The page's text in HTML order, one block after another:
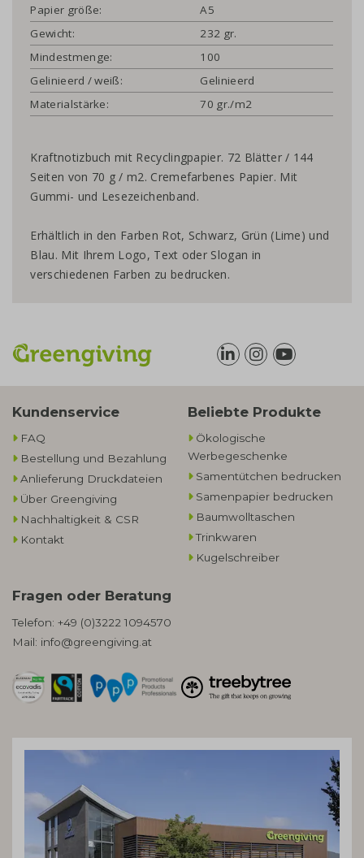
Papier größe:
A5
Gewicht:
232 gr.
Mindestmenge:
100
Gelinieerd / weiß:
Gelinieerd
Materialstärke:
70 gr./m2
Kraftnotizbuch mit Recyclingpapier. 72 Blätter / 144
Seiten von 70 g / m2. Cremefarbenes Papier. Mit
Gummi- und Lesezeichenband.
Erhältlich in den Farben Rot, Schwarz, Grün (Lime) und
Blau. Mit Ihrem Logo, Text oder Slogan in
verschiedenen Farben zu bedrucken.
Kundenservice
FAQ
Bestellung und Bezahlung
Anlieferung Druckdateien
Über Greengiving
Nachhaltigkeit & CSR
Kontakt
Beliebte Produkte
Ökologische
Werbegeschenke​
Samentütchen bedrucken
Samenpapier bedrucken
Baumwolltaschen​
Trinkwaren
Kugelschreiber
Fragen oder Beratung
Telefon: +49 (0)3222 1094570
Mail: info@greengiving.at